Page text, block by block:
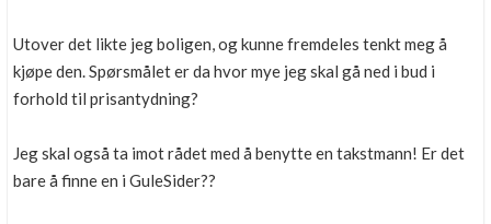
Utover det likte jeg boligen, og kunne fremdeles tenkt meg å
kjøpe den. Spørsmålet er da hvor mye jeg skal gå ned i bud i
forhold til prisantydning?
Jeg skal også ta imot rådet med å benytte en takstmann! Er det
bare å finne en i GuleSider??